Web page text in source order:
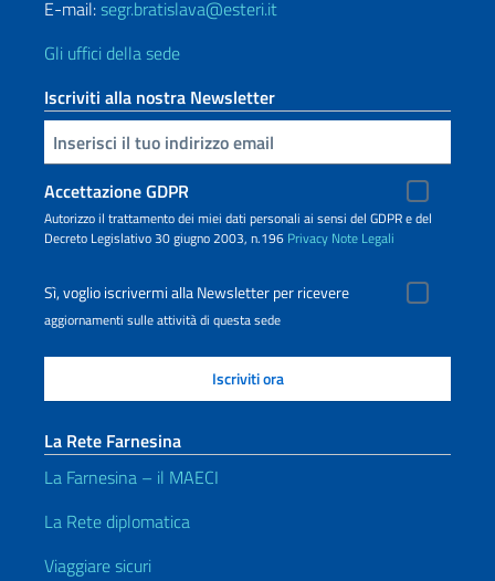
E-mail:segr.bratislava@esteri.it
Gli uffici della sede
Iscriviti alla nostra Newsletter
Inserisci la tua email
Accettazione GDPR
Autorizzo il trattamento dei miei dati personali ai sensi del GDPR e del
Decreto Legislativo 30 giugno 2003, n.196 Privacy Note Legali
Sì, voglio iscrivermi alla Newsletter per ricevere
aggiornamenti sulle attività di questa sede
La Rete Farnesina
La Farnesina – il MAECI
La Rete diplomatica
Viaggiare sicuri